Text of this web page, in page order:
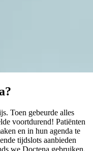
Toen gebeurde alles
voortdurend! Patiënten
en in hun agenda te
tijdslots aanbieden